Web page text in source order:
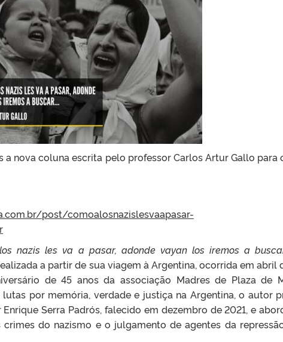
nova coluna escrita pelo professor Carlos Artur Gallo para
post/comoalosnazislesvaapasar-
los nazis les va a pasar, adonde vayan los iremos a
a partir de sua viagem à Argentina, ocorrida em abril
de 45 anos da associação Madres de Plaza de
por memória, verdade e justiça na Argentina, o autor
Serra Padrós, falecido em dezembro de 2021, e
do nazismo e o julgamento de agentes da